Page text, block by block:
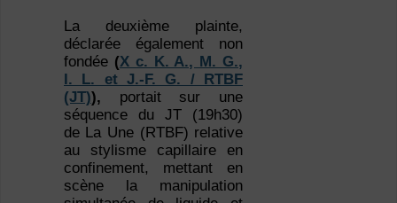
La deuxième plainte,
déclarée également non
fondée (X c. K. A., M. G.,
I. L. et J.-F. G. / RTBF
(JT)), portait sur une
séquence du JT (19h30)
de La Une (RTBF) relative
au stylisme capillaire en
confinement, mettant en
scène la manipulation